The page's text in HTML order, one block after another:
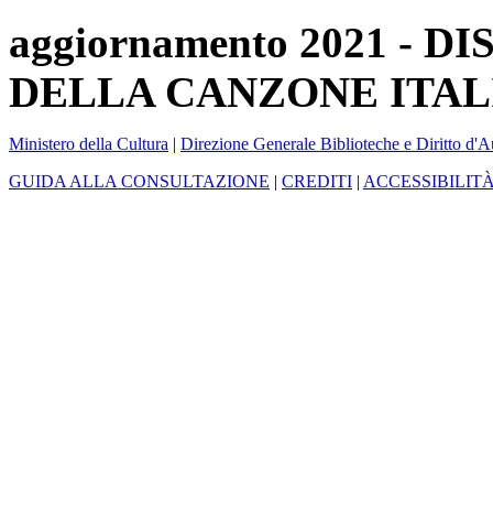
aggiornamento 2021 -
DELLA CANZONE
Ministero della Cultura | Direzione Generale Biblioteche e Diritto
GUIDA ALLA CONSULTAZIONE | CREDITI |